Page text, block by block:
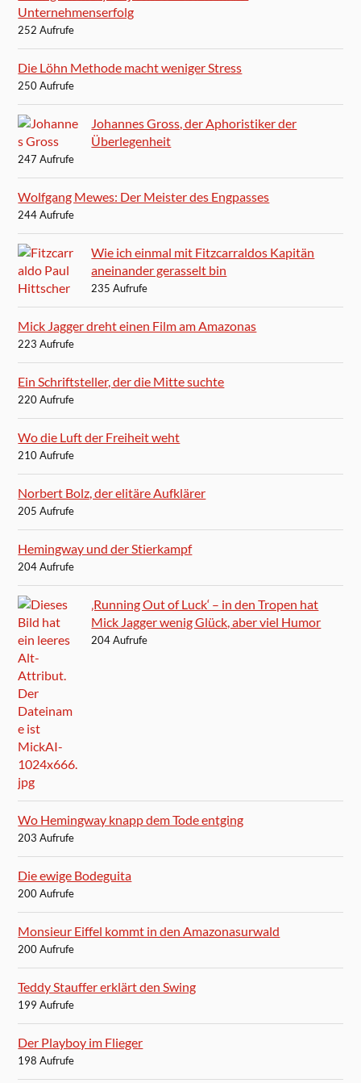
Unternehmenserfolg
252 Aufrufe
Die Löhn Methode macht weniger Stress
250 Aufrufe
Johannes Gross, der Aphoristiker der
Überlegenheit
247 Aufrufe
Wolfgang Mewes: Der Meister des Engpasses
244 Aufrufe
Wie ich einmal mit Fitzcarraldos Kapitän
aneinander gerasselt bin
235 Aufrufe
Mick Jagger dreht einen Film am Amazonas
223 Aufrufe
Ein Schriftsteller, der die Mitte suchte
220 Aufrufe
Wo die Luft der Freiheit weht
210 Aufrufe
Norbert Bolz, der elitäre Aufklärer
205 Aufrufe
Hemingway und der Stierkampf
204 Aufrufe
‚Running Out of Luck‘ – in den Tropen hat
Mick Jagger wenig Glück, aber viel Humor
204 Aufrufe
Wo Hemingway knapp dem Tode entging
203 Aufrufe
Die ewige Bodeguita
200 Aufrufe
Monsieur Eiffel kommt in den Amazonasurwald
200 Aufrufe
Teddy Stauffer erklärt den Swing
199 Aufrufe
Der Playboy im Flieger
198 Aufrufe